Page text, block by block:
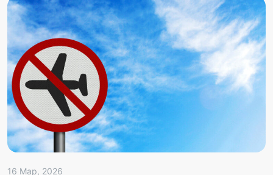
16 Мар, 2026